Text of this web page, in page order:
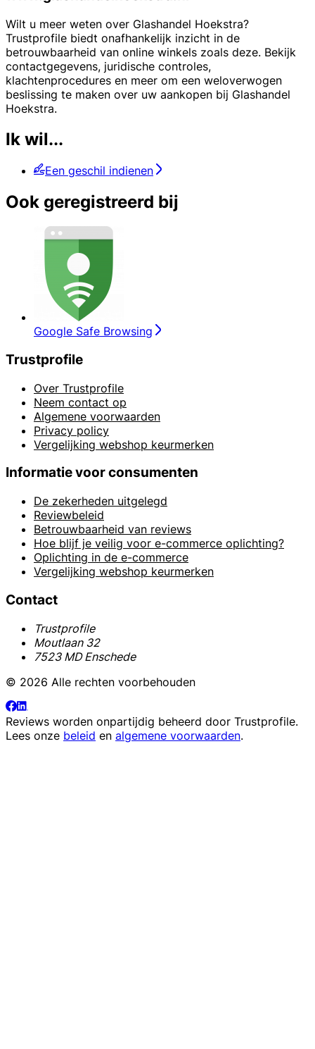
Wilt u meer weten over Glashandel Hoekstra?
Trustprofile biedt onafhankelijk inzicht in de
betrouwbaarheid van online winkels zoals deze. Bekijk
contactgegevens, juridische controles,
klachtenprocedures en meer om een weloverwogen
beslissing te maken over uw aankopen bij Glashandel
Hoekstra.
Ik wil...
Een geschil indienen
Ook geregistreerd bij
Google Safe Browsing
Trustprofile
Over Trustprofile
Neem contact op
Algemene voorwaarden
Privacy policy
Vergelijking webshop keurmerken
Informatie voor consumenten
De zekerheden uitgelegd
Reviewbeleid
Betrouwbaarheid van reviews
Hoe blijf je veilig voor e-commerce oplichting?
Oplichting in de e-commerce
Vergelijking webshop keurmerken
Contact
Trustprofile
Moutlaan 32
7523 MD Enschede
© 2026 Alle rechten voorbehouden
Reviews worden onpartijdig beheerd door Trustprofile.
Lees onze beleid en algemene voorwaarden.